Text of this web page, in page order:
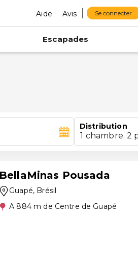
Aide Avis Se connecter
Escapades
Distribution
1 chambre. 2
BellaMinas Pousada
Guapé, Brésil
A 884 m de Centre de Guapé